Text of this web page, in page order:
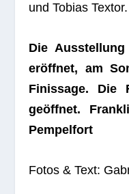
und Tobias Textor.
Die
eröff­net, am
Finis­sage. Die
geöff­net.
Pempelfort
Fotos & Text: